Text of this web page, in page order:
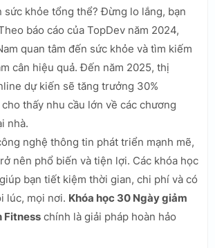
sức khỏe tổng thể? Đừng lo lắng, bạn
báo cáo của TopDev năm 2024,
quan tâm đến sức khỏe và tìm kiếm
cân hiệu quả. Đến năm 2025, thị
dự kiến sẽ tăng trưởng 30%
thấy nhu cầu lớn về các chương
nhà.
nghệ thông tin phát triển mạnh mẽ,
nên phổ biến và tiện lợi. Các khóa học
bạn tiết kiệm thời gian, chi phí và có
lúc, mọi nơi. Khóa học 30 Ngày giảm
Fitness chính là giải pháp hoàn hảo